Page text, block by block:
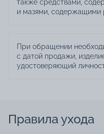
также средствами,
и мазями, содержащими
При обращении
с датой продажи,
удостоверяющий
Правила ухода